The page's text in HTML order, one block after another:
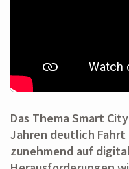
Das Thema Smart
Jahren deutlich
zunehmend auf